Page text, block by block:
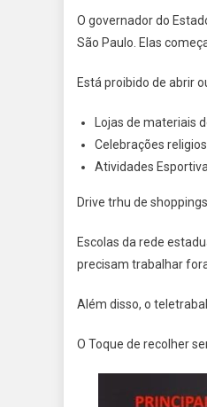
O governador do
São Paulo. Elas
Está proibido de abrir
Lojas de materiais
Celebrações
Atividades
Drive trhu de
Escolas da rede
precisam trabalhar
Além disso, o
O Toque de recolher